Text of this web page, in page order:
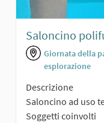
Saloncino
Giornata della
esplorazione
Descrizione
Saloncino ad uso
Soggetti coinvolti